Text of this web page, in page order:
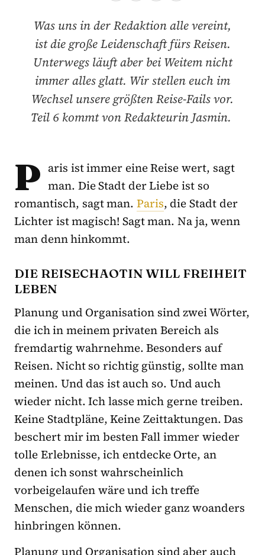
Was uns in der Redaktion alle vereint,
ist die große Leidenschaft fürs Reisen.
Unterwegs läuft aber bei Weitem nicht
immer alles glatt. Wir stellen euch im
Wechsel unsere größten Reise-Fails vor.
Teil 6 kommt von Redakteurin Jasmin.
P aris ist immer eine Reise wert, sagt
man. Die Stadt der Liebe ist so
romantisch, sagt man. Paris, die Stadt der
Lichter ist magisch! Sagt man. Na ja, wenn
man denn hinkommt.
DIE REISECHAOTIN WILL FREIHEIT
LEBEN
Planung und Organisation sind zwei Wörter,
die ich in meinem privaten Bereich als
fremdartig wahrnehme. Besonders auf
Reisen. Nicht so richtig günstig, sollte man
meinen. Und das ist auch so. Und auch
wieder nicht. Ich lasse mich gerne treiben.
Keine Stadtpläne, Keine Zeittaktungen. Das
beschert mir im besten Fall immer wieder
tolle Erlebnisse, ich entdecke Orte, an
denen ich sonst wahrscheinlich
vorbeigelaufen wäre und ich treffe
Menschen, die mich wieder ganz woanders
hinbringen können.
Planung und Organisation sind aber auch